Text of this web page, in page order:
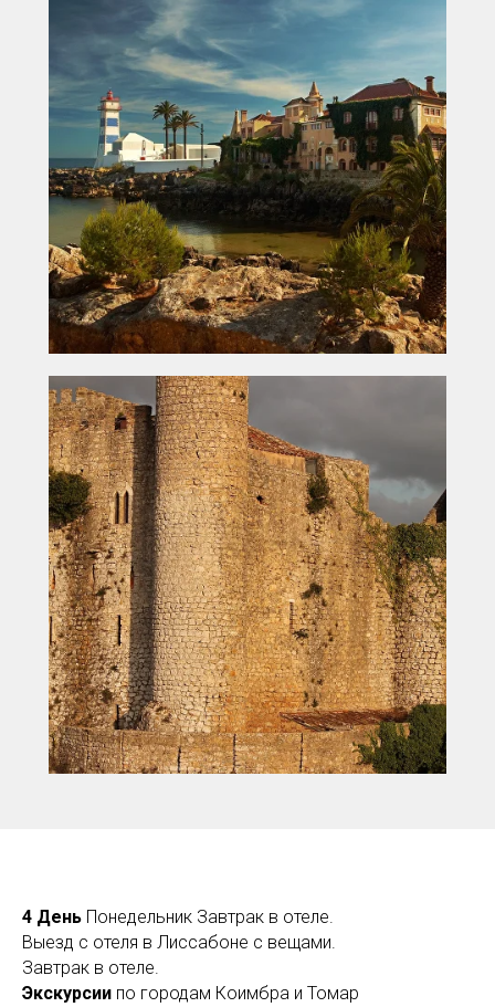
4 День Понедельник Завтрак в отеле.
Выезд с отеля в Лиссабоне с вещами.
Завтрак в отеле.
Экскурсии по городам Коимбра и Томар